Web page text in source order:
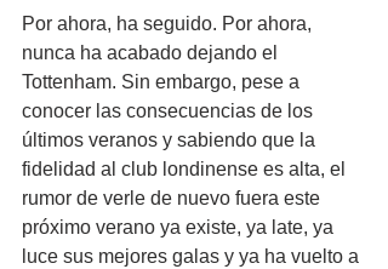
Por ahora, ha seguido. Por ahora,
nunca ha acabado dejando el
Tottenham. Sin embargo, pese a
conocer las consecuencias de los
últimos veranos y sabiendo que la
fidelidad al club londinense es alta, el
rumor de verle de nuevo fuera este
próximo verano ya existe, ya late, ya
luce sus mejores galas y ya ha vuelto a